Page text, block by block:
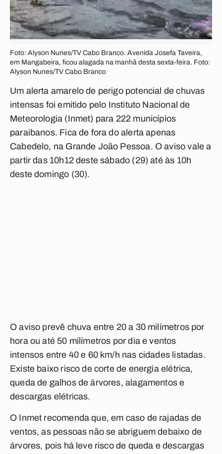
Foto: Alyson Nunes/TV Cabo Branco. Avenida Josefa Taveira,
em Mangabeira, ficou alagada na manhã desta sexta-feira. Foto:
Alyson Nunes/TV Cabo Branco
Um alerta amarelo de perigo potencial de chuvas
intensas foi emitido pelo Instituto Nacional de
Meteorologia (Inmet) para 222 municípios
paraibanos. Fica de fora do alerta apenas
Cabedelo, na Grande João Pessoa. O aviso vale a
partir das 10h12 deste sábado (29) até às 10h
deste domingo (30).
O aviso prevê chuva entre 20 a 30 milímetros por
hora ou até 50 milímetros por dia e ventos
intensos entre 40 e 60 km/h nas cidades listadas.
Existe baixo risco de corte de energia elétrica,
queda de galhos de árvores, alagamentos e
descargas elétricas.
O Inmet recomenda que, em caso de rajadas de
ventos, as pessoas não se abriguem debaixo de
árvores, pois há leve risco de queda e descargas